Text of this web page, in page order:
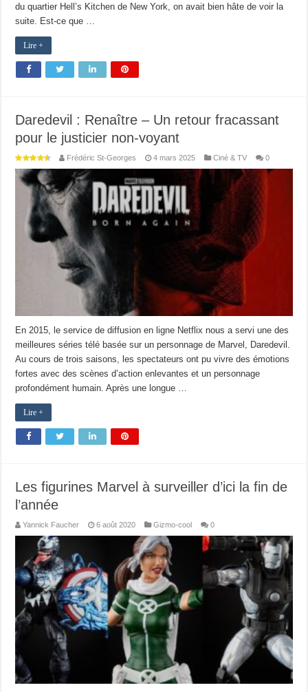
du quartier Hell’s Kitchen de New York, on avait bien hâte de voir la
suite. Est-ce que …
Lire +
Daredevil : Renaître – Un retour fracassant
pour le justicier non-voyant
Frédéric St-Georges 4 mars 2025 Ciné & TV 0
En 2015, le service de diffusion en ligne Netflix nous a servi une des
meilleures séries télé basée sur un personnage de Marvel, Daredevil.
Au cours de trois saisons, les spectateurs ont pu vivre des émotions
fortes avec des scènes d’action enlevantes et un personnage
profondément humain. Après une longue …
Lire +
Les figurines Marvel à surveiller d’ici la fin de
l’année
Yannick Faucher 6 août 2020 Gizmo-cool 0